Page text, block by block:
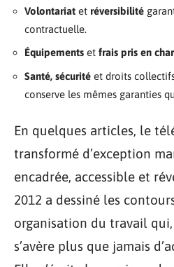
Volontariat et réversibilité
contractuelle.
Équipements et frais pris en
Santé, sécurité et droits
conserve les mêmes garanties
En quelques articles, le
transformé d’exception
encadrée, accessible et
2012 a dessiné les
organisation du travail
s’avère plus que jamais